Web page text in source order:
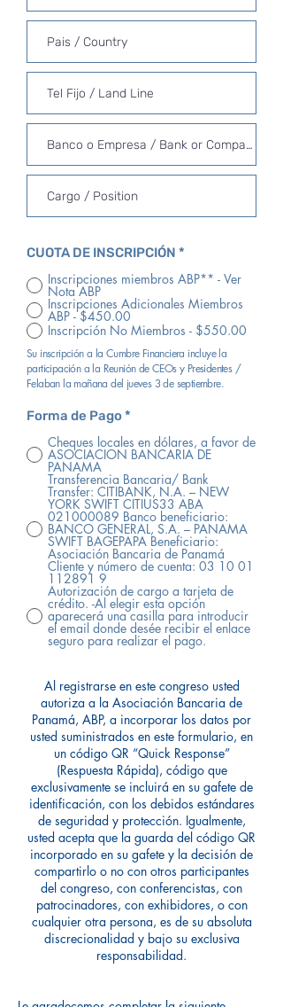
CUOTA DE INSCRIPCIÓN *
Inscripciones miembros ABP** - Ver
Nota ABP
Inscripciones Adicionales Miembros
ABP - $450.00
Inscripción No Miembros - $550.00
Su inscripción a la Cumbre Financiera incluye la
participación a la Reunión de CEOs y Presidentes /
Felaban la mañana del jueves 3 de septiembre.
Forma de Pago*
Cheques locales en dólares, a favor de
ASOCIACION BANCARIA DE
PANAMA
Transferencia Bancaria/ Bank
Transfer: CITIBANK, N.A. – NEW
YORK SWIFT CITIUS33 ABA
021000089 Banco beneficiario:
BANCO GENERAL, S.A. – PANAMA
SWIFT BAGEPAPA Beneficiario:
Asociación Bancaria de Panamá
Cliente y número de cuenta: 03 10 01
112891 9
Autorización de cargo a tarjeta de
crédito. -Al elegir esta opción
aparecerá una casilla para introducir
el email donde desée recibir el enlace
seguro para realizar el pago.
Al registrarse en este congreso usted
autoriza a la Asociación Bancaria de
Panamá, ABP, a incorporar los datos por
usted suministrados en este formulario, en
un código QR “Quick Response”
(Respuesta Rápida), código que
exclusivamente se incluirá en su gafete de
identificación, con los debidos estándares
de seguridad y protección. Igualmente,
usted acepta que la guarda del código QR
incorporado en su gafete y la decisión de
compartirlo o no con otros participantes
del congreso, con conferencistas, con
patrocinadores, con exhibidores, o con
cualquier otra persona, es de su absoluta
discrecionalidad y bajo su exclusiva
responsabilidad.